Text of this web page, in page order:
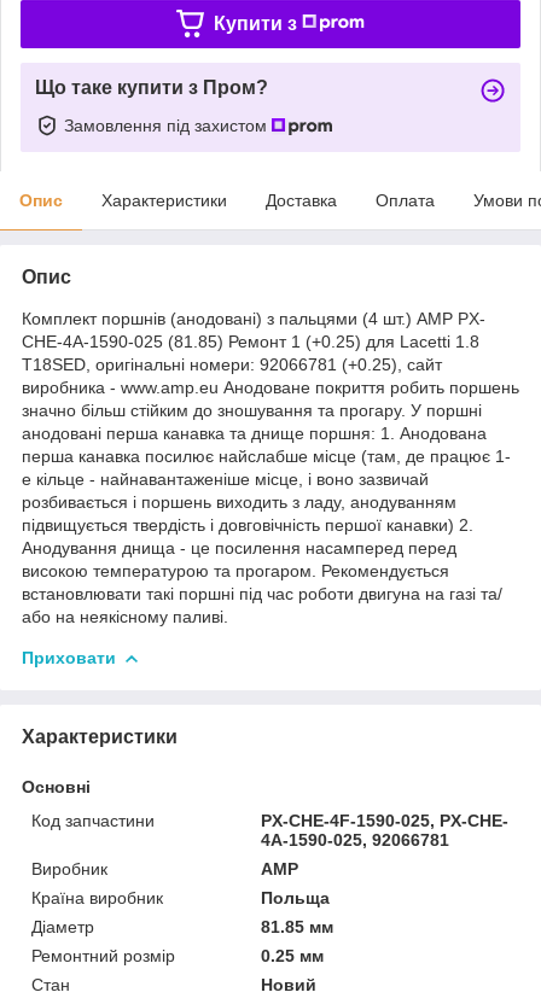
Купити з
Що таке купити з Пром?
Замовлення під захистом
Опис Характеристики Доставка Оплата Умови
Опис
Комплект поршнів (анодовані) з пальцями (4 шт.) AMP PX-
CHE-4A-1590-025 (81.85) Ремонт 1 (+0.25) для Lacetti 1.8
T18SED, оригінальні номери: 92066781 (+0.25), сайт
виробника - www.amp.eu Анодоване покриття робить поршень
значно більш стійким до зношування та прогару. У поршні
анодовані перша канавка та днище поршня: 1. Анодована
перша канавка посилює найслабше місце (там, де працює 1-
е кільце - найнавантаженіше місце, і воно зазвичай
розбивається і поршень виходить з ладу, анодуванням
підвищується твердість і довговічність першої канавки) 2.
Анодування днища - це посилення насамперед перед
високою температурою та прогаром. Рекомендується
встановлювати такі поршні під час роботи двигуна на газі та/
або на неякісному паливі.
Приховати
Характеристики
Основні
Код запчастини
PX-CHE-4F-1590-025, PX-CHE-
4A-1590-025, 92066781
Виробник
AMP
Країна виробник
Польща
Діаметр
81.85 мм
Ремонтний розмір
0.25 мм
Стан
Новий